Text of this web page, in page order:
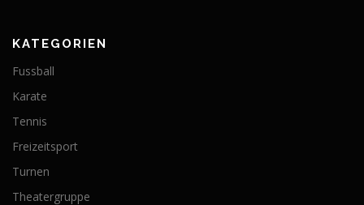
KATEGORIEN
Fussball
Karate
Tennis
Freizeitsport
Turnen
Theatergruppe